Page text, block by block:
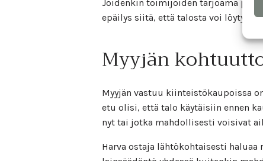
Joidenkin toimijoiden tarjoama
epäilys siitä, että talosta voi löytyä
Myyjän
Myyjän vastuu kiinteistökaupoissa
etu olisi, että talo käytäisiin ennen
nyt tai jotka mahdollisesti voisivat
Harva ostaja lähtökohtaisesti